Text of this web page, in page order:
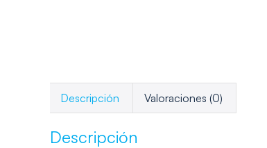
Descripción Valoraciones (0)
Descripción